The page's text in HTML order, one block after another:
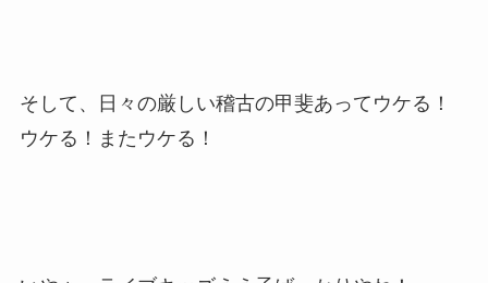
そして、日々の厳しい稽古の甲斐あってウケる！
ウケる！またウケる！